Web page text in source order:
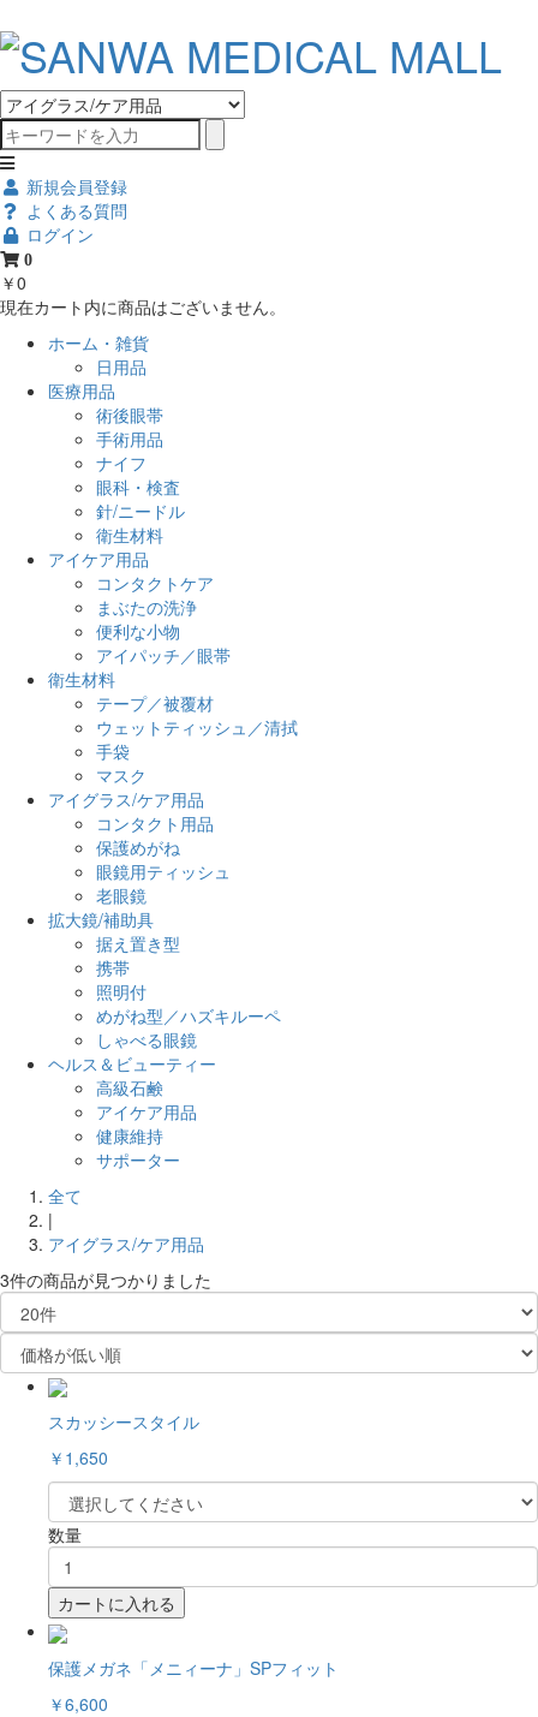
新規会員登録
よくある質問
ログイン
0
￥0
現在カート内に商品はございません。
ホーム・雑貨
日用品
医療用品
術後眼帯
手術用品
ナイフ
眼科・検査
針/ニードル
衛生材料
アイケア用品
コンタクトケア
まぶたの洗浄
便利な小物
アイパッチ／眼帯
衛生材料
テープ／被覆材
ウェットティッシュ／清拭
手袋
マスク
アイグラス/ケア用品
コンタクト用品
保護めがね
眼鏡用ティッシュ
老眼鏡
拡大鏡/補助具
据え置き型
携帯
照明付
めがね型／ハズキルーペ
しゃべる眼鏡
ヘルス＆ビューティー
高級石鹸
アイケア用品
健康維持
サポーター
全て
|
アイグラス/ケア用品
3件の商品が見つかりました
スカッシースタイル
￥1,650
数量
カートに入れる
保護メガネ「メニィーナ」SPフィット
￥6,600